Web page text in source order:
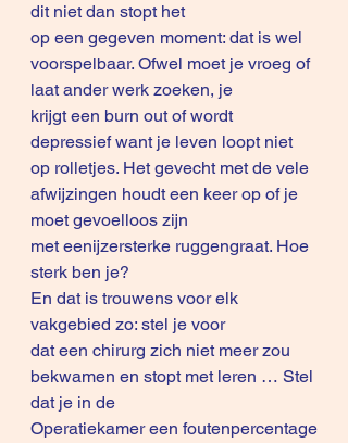
dit niet dan stopt het
op een gegeven moment: dat is wel
voorspelbaar. Ofwel moet je vroeg of
laat ander werk zoeken, je
krijgt een burn out of wordt
depressief want je leven loopt niet
op rolletjes. Het gevecht met de vele
afwijzingen houdt een keer op of je
moet gevoelloos zijn
met eenijzersterke ruggengraat. Hoe
sterk ben je?
En dat is trouwens voor elk
vakgebied zo: stel je voor
dat een chirurg zich niet meer zou
bekwamen en stopt met leren … Stel
dat je in de
Operatiekamer een foutenpercentage